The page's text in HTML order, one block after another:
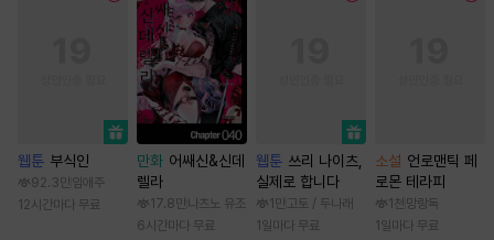
웹툰 부식인
92.3만 임애주
12시간마다 무료
만화 어쌔신&신데
렐라
17.8만 나츠노 유조
6시간마다 무료
웹툰 쓰리 나이츠,
실제로 합니다
1만 고토 / 두나래
1일마다 무료
소설 언로맨틱 페
로몬 테라피
1천 망랑독
1일마다 무료